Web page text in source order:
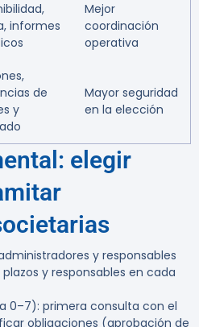
informes
Mejor
coordinación
operativa
de
y
Mayor seguridad
en la elección
elegir
y responsables
y responsables en cada
0–7): primera consulta con el
obligaciones (aprobación de